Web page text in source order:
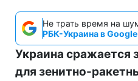
Не трать время на
РБК-Украина в Google
Украина сражается
для зенитно-